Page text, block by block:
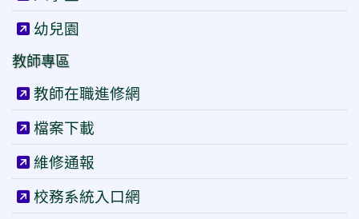
幼兒園
教師專區
教師在職進修網
檔案下載
維修通報
校務系統入口網